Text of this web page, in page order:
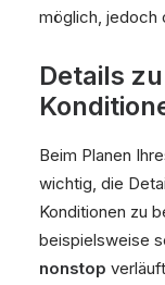
möglich, jedoch
Details
Beim Planen
wichtig, die
Konditionen zu
beispielsweise
nonstop